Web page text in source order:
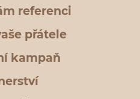
referenci
přátele
kampaň